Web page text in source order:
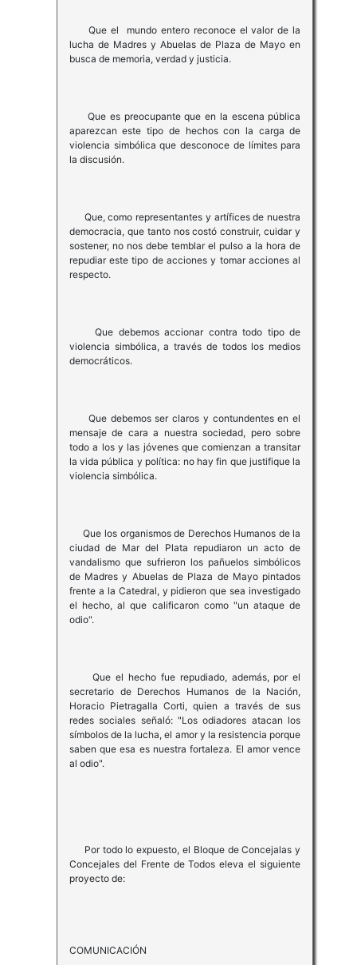
Que el mundo entero reconoce el valor de la
lucha de Madres y Abuelas de Plaza de Mayo en
busca de memoria, verdad y justicia.
Que es preocupante que en la escena pública
aparezcan este tipo de hechos con la carga de
violencia simbólica que desconoce de límites para
la discusión.
Que, como representantes y artífices de nuestra
democracia, que tanto nos costó construir, cuidar y
sostener, no nos debe temblar el pulso a la hora de
repudiar este tipo de acciones y tomar acciones al
respecto.
Que debemos accionar contra todo tipo de
violencia simbólica, a través de todos los medios
democráticos.
Que debemos ser claros y contundentes en el
mensaje de cara a nuestra sociedad, pero sobre
todo a los y las jóvenes que comienzan a transitar
la vida pública y política: no hay fin que justifique la
violencia simbólica.
Que los organismos de Derechos Humanos de la
ciudad de Mar del Plata repudiaron un acto de
vandalismo que sufrieron los pañuelos simbólicos
de Madres y Abuelas de Plaza de Mayo pintados
frente a la Catedral, y pidieron que sea investigado
el hecho, al que calificaron como "un ataque de
odio".
Que el hecho fue repudiado, además, por el
secretario de Derechos Humanos de la Nación,
Horacio Pietragalla Corti, quien a través de sus
redes sociales señaló: "Los odiadores atacan los
símbolos de la lucha, el amor y la resistencia porque
saben que esa es nuestra fortaleza. El amor vence
al odio".
Por todo lo expuesto, el Bloque de Concejalas y
Concejales del Frente de Todos eleva el siguiente
proyecto de:
COMUNICACIÓN